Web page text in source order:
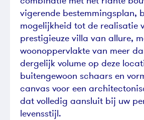
vigerende bestemmingsplan,
mogelijkheid tot de realisatie
prestigieuze villa van allure,
woonoppervlakte van meer
dergelijk volume op deze
buitengewoon schaars en
canvas voor een
dat volledig aansluit bij uw
levensstijl.